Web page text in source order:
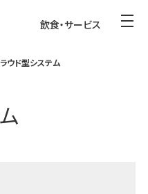
飲食・サービス
ウド型システム